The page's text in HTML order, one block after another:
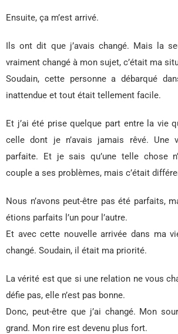
Ensuite, ça m’est arrivé.
Ils ont dit que j’avais changé. Mais la
vraiment changé à mon sujet, c’était ma
Soudain, cette personne a débarqué
inattendue et tout était tellement facile.
Et j’ai été prise quelque part entre la vie
celle dont je n’avais jamais rêvé. Une
parfaite. Et je sais qu’une telle chose
couple a ses problèmes, mais c’était
Nous n’avons peut-être pas été parfaits,
étions parfaits l’un pour l’autre.
Et avec cette nouvelle arrivée dans ma
changé. Soudain, il était ma priorité.
La vérité est que si une relation ne vous
défie pas, elle n’est pas bonne.
Donc, peut-être que j’ai changé. Mon
grand. Mon rire est devenu plus fort.